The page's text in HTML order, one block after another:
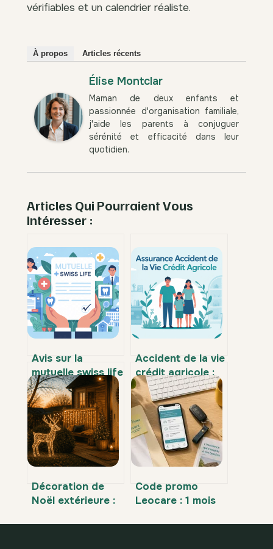
vérifiables et un calendrier réaliste.
À propos Articles récents
Élise Montclar
Maman de deux enfants et
passionnée d'organisation familiale,
j'aide les parents à conjuguer
sérénité et efficacité dans leur
quotidien.
Articles Qui Pourraient Vous
Intéresser :
Avis sur la
mutuelle swiss life
: notre analyse
claire et sans
jargon
Accident de la vie
crédit agricole :
garanties, prix et
démarches
expliqués
Décoration de
Noël extérieure :
illuminer votre
Code promo
Leocare : 1 mois
réflexes pour